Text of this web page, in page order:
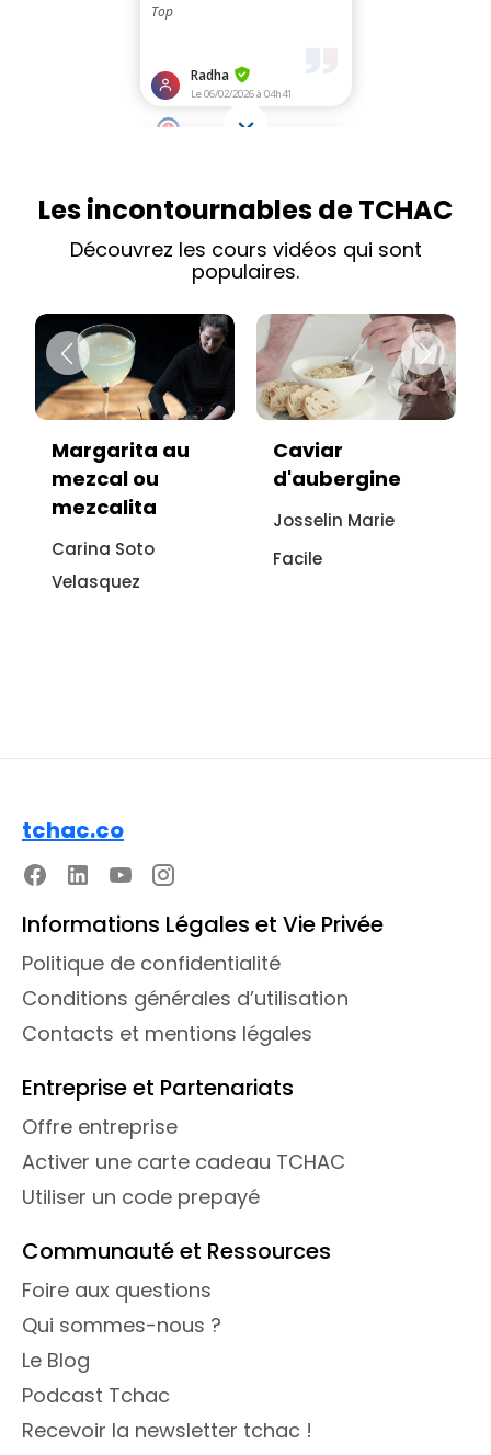
Les incontournables de TCHAC
Découvrez les cours vidéos qui sont
populaires.
Caviar
d'aubergine
Josselin Marie
Facile
Vitello tonnato
sans viande :
recette
italienne à
l'aubergine
tchac.co
Informations Légales et Vie Privée
Politique de confidentialité
Conditions générales d’utilisation
Contacts et mentions légales
Entreprise et Partenariats
Offre entreprise
Activer une carte cadeau TCHAC
Utiliser un code prepayé
Communauté et Ressources
Foire aux questions
Qui sommes-nous ?
Le Blog
Podcast Tchac
Recevoir la newsletter tchac !